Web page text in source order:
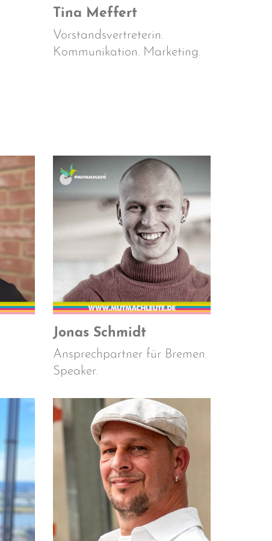
Tina Meffert
Vorstandsvertreterin.
Kommunikation. Marketing.
Jonas Schmidt
Ansprechpartner für Bremen.
Speaker.